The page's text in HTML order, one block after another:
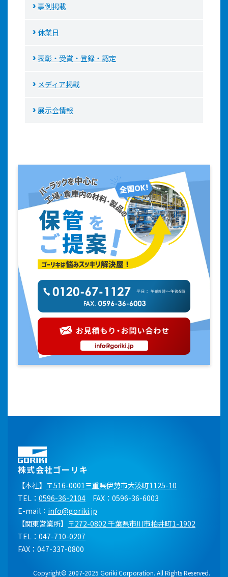
事例掲載
休業日
表彰・受賞・登録・認定
メディア掲載
展示会情報
株式会社ゴーリキ
【本社】 〒516-0001三重県伊勢市大湊町1125-10
TEL： 0596-36-2104 FAX：0596-36-6003
E-mail： info@goriki.jp
【関東営業所】 〒272-0802 千葉県市川市柏井町1-1902
TEL： 047-710-0207
FAX：047-337-0800
Copyright© 2007-2025 Goriki Corporation. All Rights Reserved.